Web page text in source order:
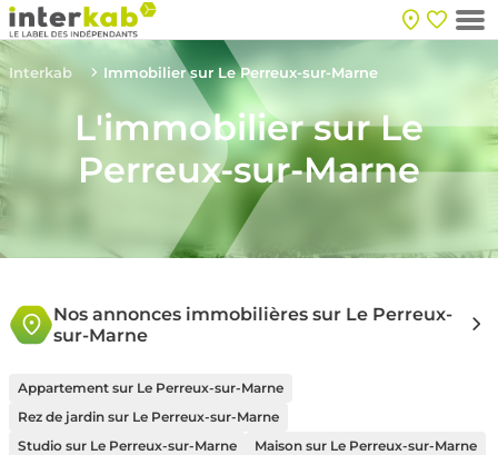
Interkab Immobilier sur Le Perreux-sur-Marne
L'immobilier sur Le
Perreux-sur-Marne
Nos annonces immobilières sur Le Perreux-
sur-Marne
Appartement sur Le Perreux-sur-Marne
Rez de jardin sur Le Perreux-sur-Marne
Studio sur Le Perreux-sur-Marne
Maison sur Le Perreux-sur-Marne